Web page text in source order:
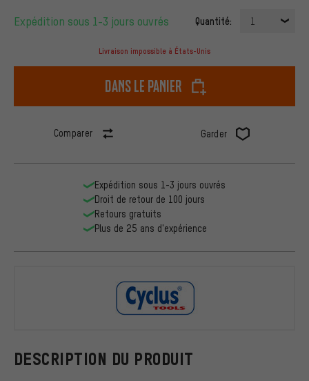
Expédition sous 1-3 jours ouvrés Quantité: 1
Livraison impossible à États-Unis
dans le panier
Comparer Garder
DESCRIPTION DU PRODUIT
Expédition sous 1-3 jours ouvrés
Droit de retour de 100 jours
Retours gratuits
Plus de 25 ans d'expérience